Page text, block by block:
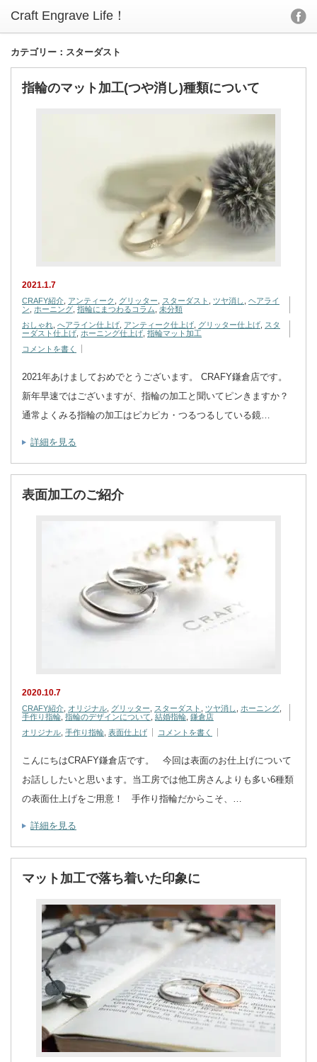
カテゴリー：スターダスト
指輪のマット加工(つや消し)種類について
2021.1.7
CRAFY紹介, アンティーク , グリッター, スターダスト , ツヤ消し , ヘアライ
ン, ホーニング, 指輪にまつわるコラム, 未分類
おしゃれ, へアライン仕上げ, アンティーク仕上げ, グリッター仕上げ, スタ
ーダスト仕上げ, ホーニング仕上げ, 指輪マット加工
コメントを書く
2021年あけましておめでとうございます。 CRAFY鎌倉店です。
新年早速ではございますが、指輪の加工と聞いてピンきますか？
通常よくみる指輪の加工はピカピカ・つるつるしている鏡…
詳細を見る
表面加工のご紹介
2020.10.7
CRAFY紹介 オリジナル グリッター スターダスト ツヤ消し ホーニング
手作り指輪 指輪のデザインについて 結婚指輪 鎌倉店
オリジナル 手作り指輪 表面仕上げ コメントを書く
こんにちはCRAFY鎌倉店です。 今回は表面のお仕上げについて
お話ししたいと思います。当工房では他工房さんよりも多い6種類
の表面仕上げをご用意！ 手作り指輪だからこそ、…
詳細を見る
マット加工で落ち着いた印象に